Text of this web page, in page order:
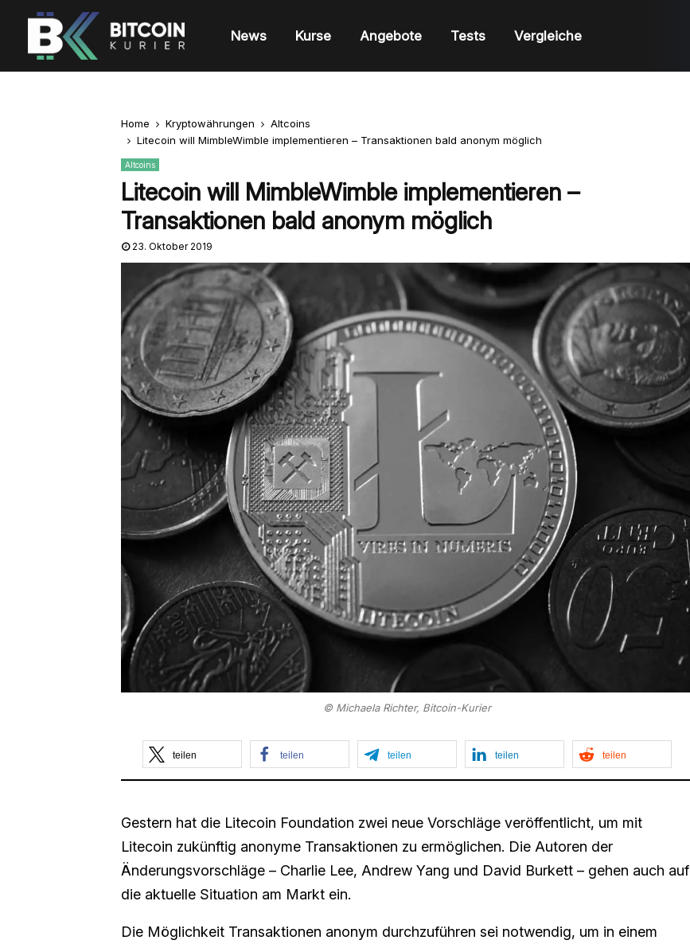
News Kurse Angebote Tests Vergleiche
Home Kryptowährungen
Altcoins
Litecoin will MimbleWimble implementieren – Transaktionen bald anonym möglich
Altcoins
Litecoin will MimbleWimble implementieren –
Transaktionen bald anonym möglich
23. Oktober 2019
© Michaela Richter, Bitcoin-Kurier
teilen teilen teilen teilen teilen
Gestern hat die Litecoin Foundation zwei neue Vorschläge veröffentlicht, um mit
Litecoin zukünftig anonyme Transaktionen zu ermöglichen. Die Autoren der
Änderungsvorschläge – Charlie Lee, Andrew Yang und David Burkett – gehen auch auf
die aktuelle Situation am Markt ein.
Die Möglichkeit Transaktionen anonym durchzuführen sei notwendig, um in einem